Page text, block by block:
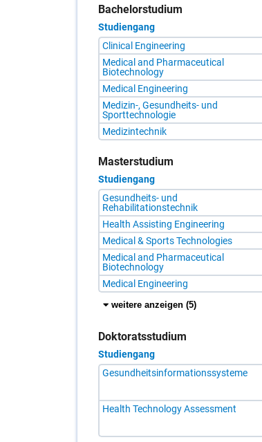
Bachelorstudium
Tabelle
mit
Studiengängen
und
Hochschulen
im
Bachelorstudium
in
Medizintechnik
Studiengang
Clinical Engineering
Medical and Pharmaceutical
Biotechnology
Medical Engineering
Medizin-, Gesundheits- und
Sporttechnologie
Medizintechnik
Masterstudium
Tabelle
mit
Studiengängen
und
Hochschulen
im
Masterstudium
in
Medizintechnik
Es
werden
ersten
angezeigt.
Sie
können
alle
Einträge
auf
"alle
anzeigen
Studiengang
Gesundheits- und
Rehabilitationstechnik
Health Assisting Engineering
Medical & Sports Technologies
Medical and Pharmaceutical
Biotechnology
Medical Engineering
weitere anzeigen (5weitere
)
Doktoratsstudium
Tabelle
mit
Hochschulen
in
Studiengang
Gesundheitsinformationssysteme
Health Technology Assessment